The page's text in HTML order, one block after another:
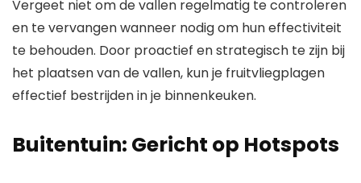
Vergeet niet om de vallen regelmatig te controleren
en te vervangen wanneer nodig om hun effectiviteit
te behouden. Door proactief en strategisch te zijn bij
het plaatsen van de vallen, kun je fruitvliegplagen
effectief bestrijden in je binnenkeuken.
Buitentuin: Gericht op Hotspots